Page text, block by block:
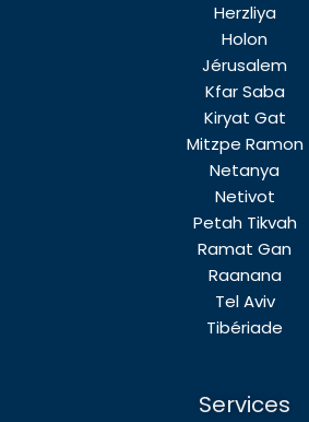
Herzliya
Holon
Jérusalem
Kfar Saba
Kiryat Gat
Mitzpe Ramon
Netanya
Netivot
Petah Tikvah
Ramat Gan
Raanana
Tel Aviv
Tibériade
Services